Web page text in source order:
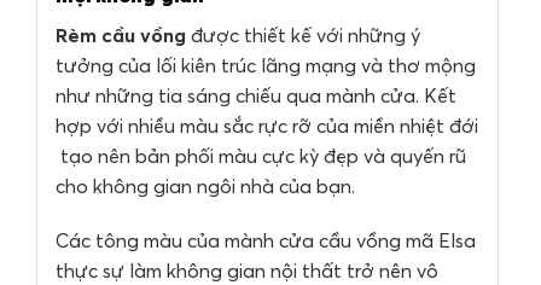
Rèm cầu vồng được thiết kế với những ý
tưởng của lối kiên trúc lãng mạng và thơ mộng
như những tia sáng chiếu qua mành cửa. Kết
hợp với nhiều màu sắc rực rỡ của miền nhiệt đới
tạo nên bản phối màu cực kỳ đẹp và quyến rũ
cho không gian ngôi nhà của bạn.
Các tông màu của mành cửa cầu vồng mã Elsa
thực sự làm không gian nội thất trở nên vô